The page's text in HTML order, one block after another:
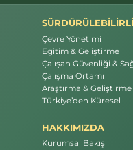
Çevre Yönetimi
Eğitim & Geliştirme
Çalışan Güvenliği &
Çalışma Ortamı
Araştırma & Geliştirme
Türkiye’den Küresel
HAKKIMIZDA
Kurumsal Bakış